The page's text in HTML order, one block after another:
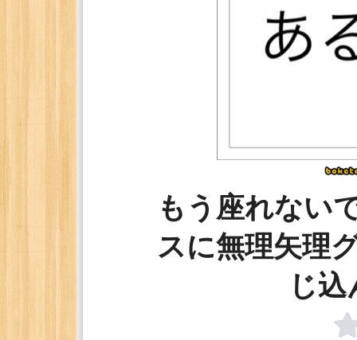
もう座れない
スに無理矢理
じ